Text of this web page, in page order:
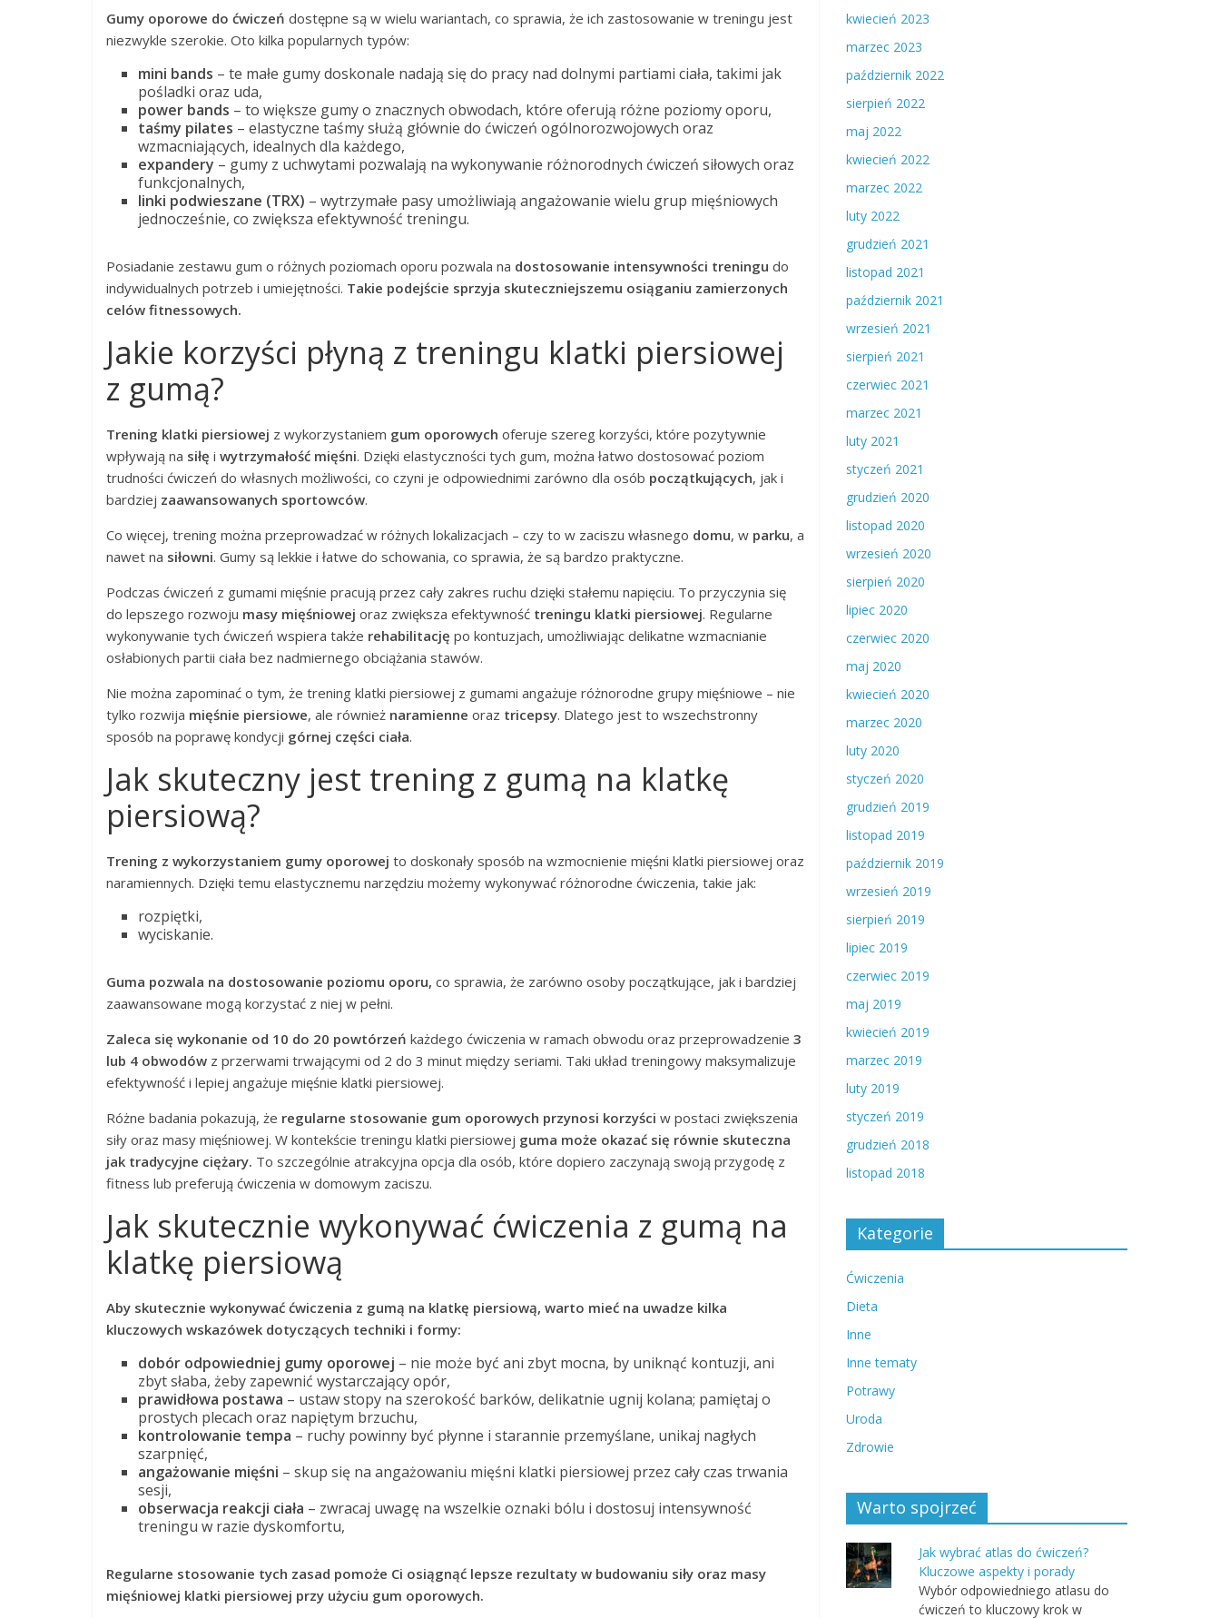
Gumy oporowe do ćwiczeń dostępne są w wielu wariantach, co sprawia, że ich zastosowanie w treningu jest
niezwykle szerokie. Oto kilka popularnych typów:
mini bands – te małe gumy doskonale nadają się do pracy nad dolnymi partiami ciała, takimi jak
pośladki oraz uda,
power bands – to większe gumy o znacznych obwodach, które oferują różne poziomy oporu,
taśmy pilates – elastyczne taśmy służą głównie do ćwiczeń ogólnorozwojowych oraz
wzmacniających, idealnych dla każdego,
expandery – gumy z uchwytami pozwalają na wykonywanie różnorodnych ćwiczeń siłowych oraz
funkcjonalnych,
linki podwieszane (TRX) – wytrzymałe pasy umożliwiają angażowanie wielu grup mięśniowych
jednocześnie, co zwiększa efektywność treningu.
Posiadanie zestawu gum o różnych poziomach oporu pozwala na dostosowanie intensywności treningu do
indywidualnych potrzeb i umiejętności. Takie podejście sprzyja skuteczniejszemu osiąganiu zamierzonych
celów fitnessowych.
Jakie korzyści płyną z treningu klatki piersiowej
z gumą?
Trening klatki piersiowej z wykorzystaniem gum oporowych oferuje szereg korzyści, które pozytywnie
wpływają na siłę i wytrzymałość mięśni. Dzięki elastyczności tych gum, można łatwo dostosować poziom
trudności ćwiczeń do własnych możliwości, co czyni je odpowiednimi zarówno dla osób początkujących, jak i
bardziej zaawansowanych sportowców.
Co więcej, trening można przeprowadzać w różnych lokalizacjach – czy to w zaciszu własnego domu, w parku, a
nawet na siłowni. Gumy są lekkie i łatwe do schowania, co sprawia, że są bardzo praktyczne.
Podczas ćwiczeń z gumami mięśnie pracują przez cały zakres ruchu dzięki stałemu napięciu. To przyczynia się
do lepszego rozwoju masy mięśniowej oraz zwiększa efektywność treningu klatki piersiowej. Regularne
wykonywanie tych ćwiczeń wspiera także rehabilitację po kontuzjach, umożliwiając delikatne wzmacnianie
osłabionych partii ciała bez nadmiernego obciążania stawów.
Nie można zapominać o tym, że trening klatki piersiowej z gumami angażuje różnorodne grupy mięśniowe – nie
tylko rozwija mięśnie piersiowe, ale również naramienne oraz tricepsy. Dlatego jest to wszechstronny
sposób na poprawę kondycji górnej części ciała.
Jak skuteczny jest trening z gumą na klatkę
piersiową?
Trening z wykorzystaniem gumy oporowej to doskonały sposób na wzmocnienie mięśni klatki piersiowej oraz
naramiennych. Dzięki temu elastycznemu narzędziu możemy wykonywać różnorodne ćwiczenia, takie jak:
rozpiętki,
wyciskanie.
Guma pozwala na dostosowanie poziomu oporu, co sprawia, że zarówno osoby początkujące, jak i bardziej
zaawansowane mogą korzystać z niej w pełni.
Zaleca się wykonanie od 10 do 20 powtórzeń każdego ćwiczenia w ramach obwodu oraz przeprowadzenie 3
lub 4 obwodów z przerwami trwającymi od 2 do 3 minut między seriami. Taki układ treningowy maksymalizuje
efektywność i lepiej angażuje mięśnie klatki piersiowej.
Różne badania pokazują, że regularne stosowanie gum oporowych przynosi korzyści w postaci zwiększenia
siły oraz masy mięśniowej. W kontekście treningu klatki piersiowej guma może okazać się równie skuteczna
jak tradycyjne ciężary. To szczególnie atrakcyjna opcja dla osób, które dopiero zaczynają swoją przygodę z
fitness lub preferują ćwiczenia w domowym zaciszu.
Jak skutecznie wykonywać ćwiczenia z gumą na
klatkę piersiową
Aby skutecznie wykonywać ćwiczenia z gumą na klatkę piersiową, warto mieć na uwadze kilka
kluczowych wskazówek dotyczących techniki i formy:
dobór odpowiedniej gumy oporowej – nie może być ani zbyt mocna, by uniknąć kontuzji, ani
zbyt słaba, żeby zapewnić wystarczający opór,
prawidłowa postawa – ustaw stopy na szerokość barków, delikatnie ugnij kolana; pamiętaj o
prostych plecach oraz napiętym brzuchu,
kontrolowanie tempa – ruchy powinny być płynne i starannie przemyślane, unikaj nagłych
szarpnięć,
angażowanie mięśni – skup się na angażowaniu mięśni klatki piersiowej przez cały czas trwania
sesji,
obserwacja reakcji ciała – zwracaj uwagę na wszelkie oznaki bólu i dostosuj intensywność
treningu w razie dyskomfortu,
Regularne stosowanie tych zasad pomoże Ci osiągnąć lepsze rezultaty w budowaniu siły oraz masy
mięśniowej klatki piersiowej przy użyciu gum oporowych.
kwiecień 2023
marzec 2023
październik 2022
sierpień 2022
maj 2022
kwiecień 2022
marzec 2022
luty 2022
grudzień 2021
listopad 2021
październik 2021
wrzesień 2021
sierpień 2021
czerwiec 2021
marzec 2021
luty 2021
styczeń 2021
grudzień 2020
listopad 2020
wrzesień 2020
sierpień 2020
lipiec 2020
czerwiec 2020
maj 2020
kwiecień 2020
marzec 2020
luty 2020
styczeń 2020
grudzień 2019
listopad 2019
październik 2019
wrzesień 2019
sierpień 2019
lipiec 2019
czerwiec 2019
maj 2019
kwiecień 2019
marzec 2019
luty 2019
styczeń 2019
grudzień 2018
listopad 2018
Kategorie
Ćwiczenia
Dieta
Inne
Inne tematy
Potrawy
Uroda
Zdrowie
Warto spojrzeć
Jak wybrać atlas do ćwiczeń?
Kluczowe aspekty i porady
Wybór odpowiedniego atlasu do
ćwiczeń to kluczowy krok w